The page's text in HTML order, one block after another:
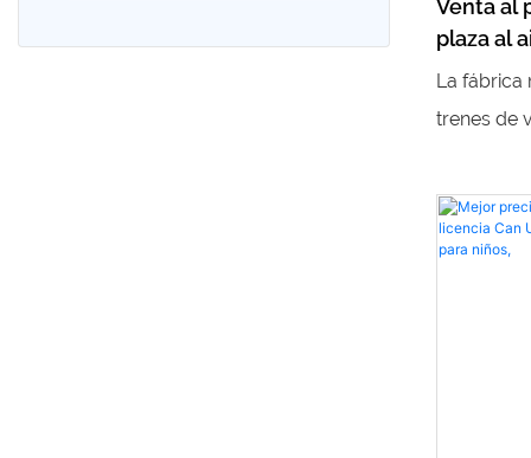
Venta al
plaza al
de vía
La fábrica
trenes de
aventura